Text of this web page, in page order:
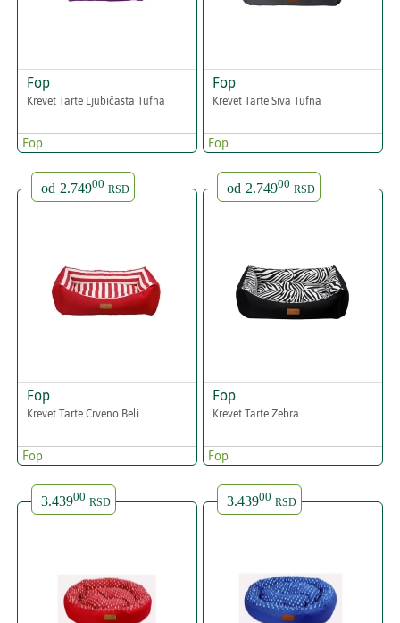
Fop
Krevet Tarte Ljubičasta Tufna
Fop
Fop
Krevet Tarte Siva Tufna
Fop
od 2.74900 RSD
Fop
Krevet Tarte Crveno Beli
Fop
od 2.74900 RSD
Fop
Krevet Tarte Zebra
Fop
3.43900 RSD 3.43900 RSD